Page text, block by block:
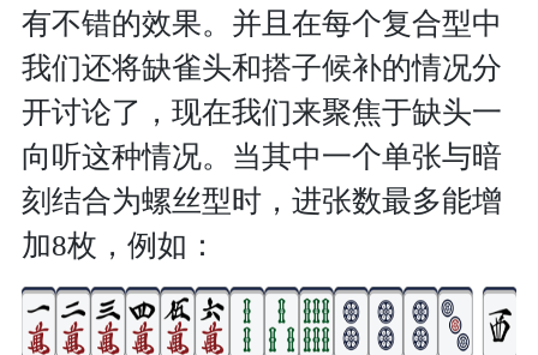
有不错的效果。并且在每个复合型中
我们还将缺雀头和搭子候补的情况分
开讨论了，现在我们来聚焦于缺头一
向听这种情况。当其中一个单张与暗
刻结合为螺丝型时，进张数最多能增
加8枚，例如：